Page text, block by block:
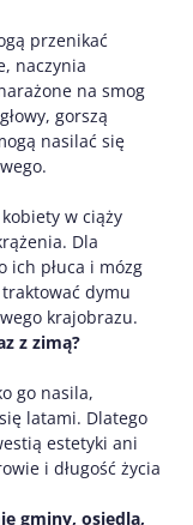
przenikać
naczynia
na smog
gorszą
nasilać się
w ciąży
Dla
ich płuca i mózg
dymu
krajobrazu.
z zimą?
go nasila,
latami. Dlatego
estetyki ani
i długość życia
gminy, osiedla,